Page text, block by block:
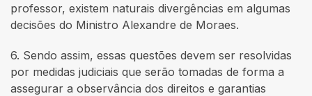
professor, existem naturais divergências em algumas
decisões do Ministro Alexandre de Moraes.
6. Sendo assim, essas questões devem ser resolvidas
por medidas judiciais que serão tomadas de forma a
assegurar a observância dos direitos e garantias